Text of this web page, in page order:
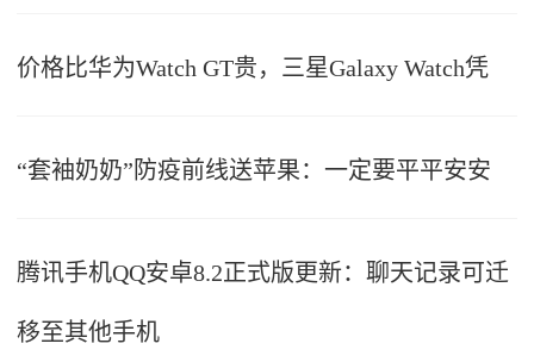
价格比华为Watch GT贵，三星Galaxy Watch凭
“套袖奶奶”防疫前线送苹果：一定要平平安安
腾讯手机QQ安卓8.2正式版更新：聊天记录可迁
移至其他手机